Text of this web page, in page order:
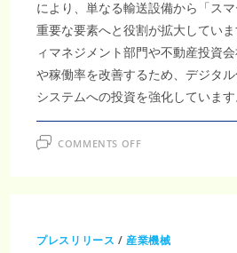
により、単なる輸送設備から「ス
重要な要素へと役割が拡大してい
ィマネジメント部門や不動産投資
や稼働率を改善するため、デジタ
システムへの投資を強化していま
COMMENTS OFFON
ー・
エ
プレスリリース /産業機械